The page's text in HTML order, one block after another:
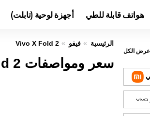
هواتف قابلة للطي أجهزة لوحية (تابلت)
الرئيسية فيفو Vivo X Fold 2
سعر ومواصفات Vivo X Fold 2 عيوب ومميزات
عرض الكل